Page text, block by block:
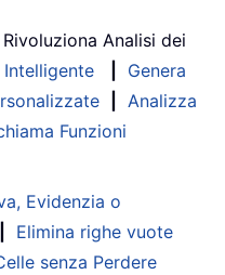
Rivoluziona Analisi dei
Intelligente
Genera
Analizza
Funzioni
Evidenzia o
Elimina righe vuote
senza Perdere